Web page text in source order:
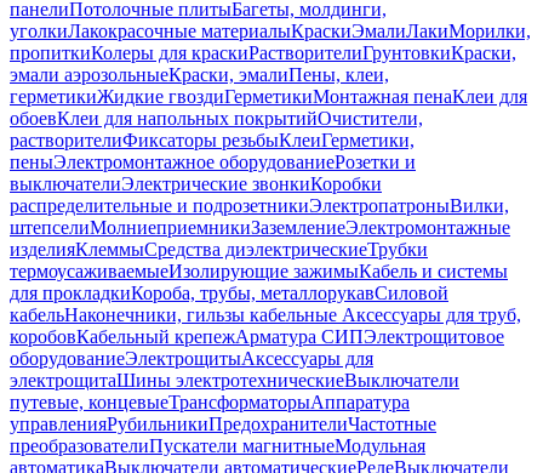
панелиПотолочные плитыБагеты, молдинги,
уголкиЛакокрасочные материалыКраскиЭмалиЛакиМорилки,
пропиткиКолеры для краскиРастворителиГрунтовкиКраски,
эмали аэрозольныеКраски, эмалиПены, клеи,
герметикиЖидкие гвоздиГерметикиМонтажная пенаКлеи для
обоевКлеи для напольных покрытийОчистители,
растворителиФиксаторы резьбыКлеиГерметики,
пеныЭлектромонтажное оборудованиеРозетки и
выключателиЭлектрические звонкиКоробки
распределительные и подрозетникиЭлектропатроныВилки,
штепселиМолниеприемникиЗаземлениеЭлектромонтажные
изделияКлеммыСредства диэлектрическиеТрубки
термоусаживаемыеИзолирующие зажимыКабель и системы
для прокладкиКороба, трубы, металлорукавСиловой
кабельНаконечники, гильзы кабельные Аксессуары для труб,
коробовКабельный крепежАрматура СИПЭлектрощитовое
оборудованиеЭлектрощитыАксессуары для
электрощитаШины электротехническиеВыключатели
путевые, концевыеТрансформаторыАппаратура
управленияРубильникиПредохранителиЧастотные
преобразователиПускатели магнитныеМодульная
автоматикаВыключатели автоматическиеРелеВыключатели